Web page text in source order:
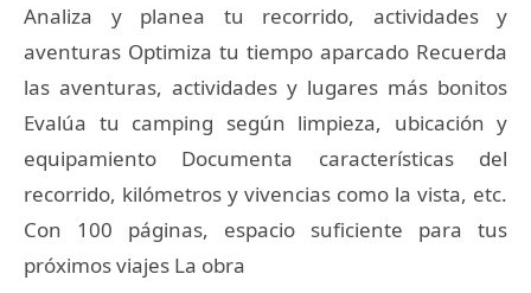
Analiza y planea tu recorrido, actividades y
aventuras Optimiza tu tiempo aparcado Recuerda
las aventuras, actividades y lugares más bonitos
Evalúa tu camping según limpieza, ubicación y
equipamiento Documenta características del
recorrido, kilómetros y vivencias como la vista, etc.
Con 100 páginas, espacio suficiente para tus
próximos viajes La obra